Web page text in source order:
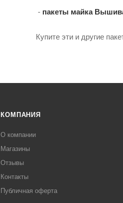
- пакеты майка
Купите эти и другие
КОМПАНИЯ
О компании
Магазины
Отзывы
Контакты
Публичная оферта